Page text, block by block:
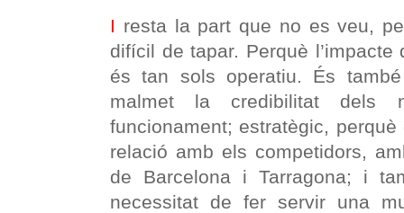
I resta la part que no es veu,
difícil de tapar. Perquè
és tan sols operatiu. És
malmet la credibilitat dels
funcionament; estratègic,
relació amb els competidors,
de Barcelona i Tarragona; i
necessitat de fer servir una